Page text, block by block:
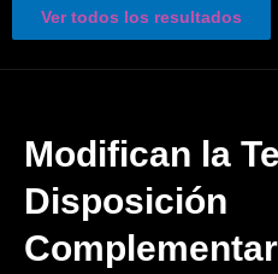
Ver todos los resultados
Modifican la
Disposición